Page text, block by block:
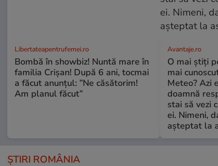
Libertateapentrufemei.ro
Bombă în showbiz! Nuntă mare în
familia Crișan! După 6 ani, tocmai
a făcut anunțul: ”Ne căsătorim!
Am planul făcut”
Avantaje.ro
O mai știți
mai
Meteo? Azi
doamnă
stai să vezi
ei. Nimeni,
așteptat la
ȘTIRI ROMÂNIA